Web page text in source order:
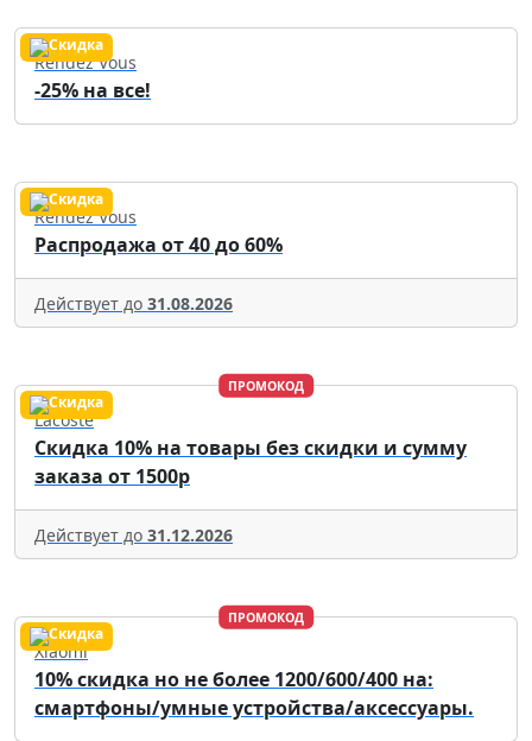
Rendez Vous
-25% на все!
Rendez Vous
Распродажа от 40 до 60%
Действует до 31.08.2026
ПРОМОКОД
Lacoste
Скидка 10% на товары без скидки и сумму
заказа от 1500р
Действует до 31.12.2026
ПРОМОКОД
Xiaomi
10% скидка но не более 1200/600/400 на:
смартфоны/умные устройства/аксессуары.